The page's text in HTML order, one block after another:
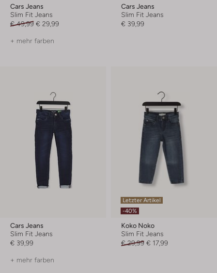
Cars Jeans
Slim Fit Jeans
€ 49,99 € 29,99
+ mehr farben
Cars Jeans
Slim Fit Jeans
€ 39,99
Cars Jeans
Slim Fit Jeans
€ 39,99
+ mehr farben
Letzter Artikel
-40%
Koko Noko
Slim Fit Jeans
€ 29,99 € 17,99